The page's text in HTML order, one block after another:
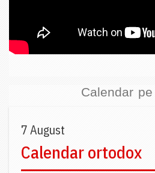
Calendar
7 August
Calendar ortodox